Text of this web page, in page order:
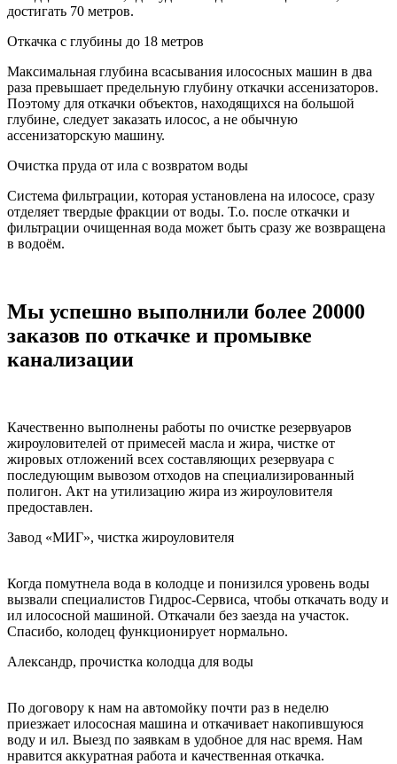
достигать 70 метров.
Откачка с глубины до 18 метров
Максимальная глубина всасывания илососных машин в два
раза превышает предельную глубину откачки ассенизаторов.
Поэтому для откачки объектов, находящихся на большой
глубине, следует заказать илосос, а не обычную
ассенизаторскую машину.
Очистка пруда от ила с возвратом воды
Система фильтрации, которая установлена на илососе, сразу
отделяет твердые фракции от воды. Т.о. после откачки и
фильтрации очищенная вода может быть сразу же возвращена
в водоём.
Мы успешно выполнили более 20000
заказов по откачке и промывке
канализации
Качественно выполнены работы по очистке резервуаров
жироуловителей от примесей масла и жира, чистке от
жировых отложений всех составляющих резервуара с
последующим вывозом отходов на специализированный
полигон. Акт на утилизацию жира из жироуловителя
предоставлен.
Завод «МИГ», чистка жироуловителя
Когда помутнела вода в колодце и понизился уровень воды
вызвали специалистов Гидрос-Сервиса, чтобы откачать воду и
ил илососной машиной. Откачали без заезда на участок.
Спасибо, колодец функционирует нормально.
Александр, прочистка колодца для воды
По договору к нам на автомойку почти раз в неделю
приезжает илососная машина и откачивает накопившуюся
воду и ил. Выезд по заявкам в удобное для нас время. Нам
нравится аккуратная работа и качественная откачка.